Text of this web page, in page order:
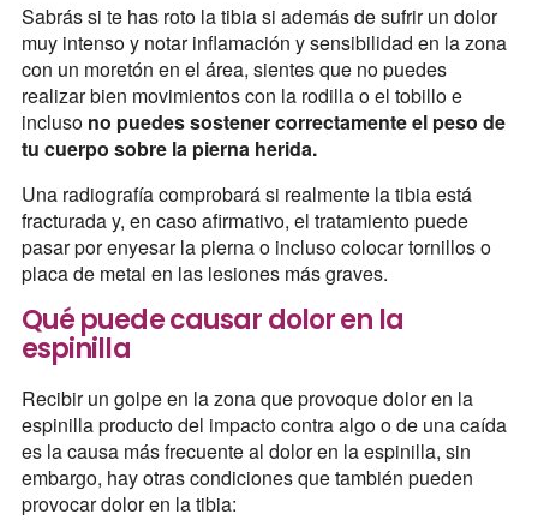
Sabrás si te has roto la tibia si además de sufrir un dolor
muy intenso y notar inflamación y sensibilidad en la zona
con un moretón en el área, sientes que no puedes
realizar bien movimientos con la rodilla o el tobillo e
incluso no puedes sostener correctamente el peso de
tu cuerpo sobre la pierna herida.
Una radiografía comprobará si realmente la tibia está
fracturada y, en caso afirmativo, el tratamiento puede
pasar por enyesar la pierna o incluso colocar tornillos o
placa de metal en las lesiones más graves.
Qué puede causar dolor en la
espinilla
Recibir un golpe en la zona que provoque dolor en la
espinilla producto del impacto contra algo o de una caída
es la causa más frecuente al dolor en la espinilla, sin
embargo, hay otras condiciones que también pueden
provocar dolor en la tibia: